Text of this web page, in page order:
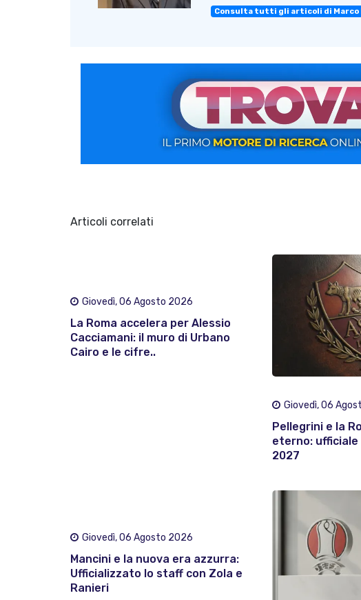
Consulta tutti gli articoli di Marco
Articoli correlati
Giovedì, 06 Agosto 2026
La Roma accelera per Alessio
Cacciamani: il muro di Urbano
Cairo e le cifre..
Giovedì, 06
Pellegrini e la
eterno: ufficiale
2027
Giovedì, 06 Agosto 2026
Mancini e la nuova era azzurra:
Ufficializzato lo staff con Zola e
Ranieri